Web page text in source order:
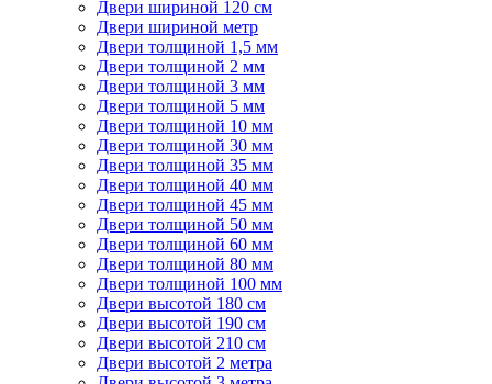
Двери шириной 120 см
Двери шириной метр
Двери толщиной 1,5 мм
Двери толщиной 2 мм
Двери толщиной 3 мм
Двери толщиной 5 мм
Двери толщиной 10 мм
Двери толщиной 30 мм
Двери толщиной 35 мм
Двери толщиной 40 мм
Двери толщиной 45 мм
Двери толщиной 50 мм
Двери толщиной 60 мм
Двери толщиной 80 мм
Двери толщиной 100 мм
Двери высотой 180 см
Двери высотой 190 см
Двери высотой 210 см
Двери высотой 2 метра